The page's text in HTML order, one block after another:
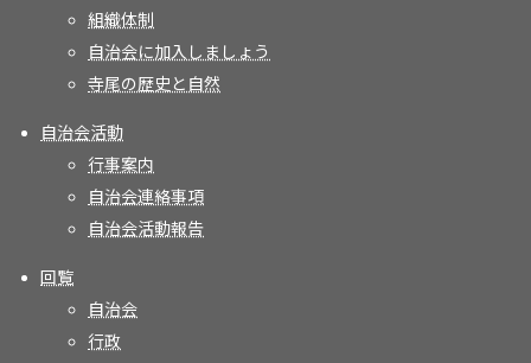
組織体制
自治会に加入しましょう
寺尾の歴史と自然
自治会活動
行事案内
自治会連絡事項
自治会活動報告
回覧
自治会
行政